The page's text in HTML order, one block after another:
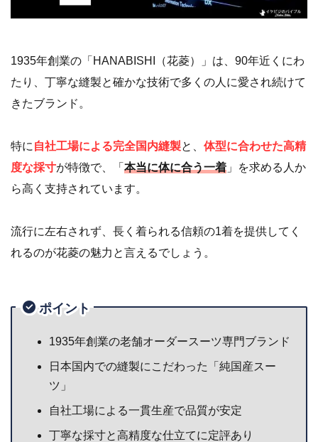
1935年創業の「HANABISHI（花菱）」は、90年近くにわ
たり、丁寧な縫製と確かな技術で多くの人に愛され続けて
きたブランド。
特に 自社工場による完全国内縫製と、 体型に合わせた高精
度な採寸が特徴で、「 本当に体に合う一着 」を求める人か
ら高く支持されています。
流行に左右されず、長く着られる信頼の1着を提供してく
れるのが花菱の魅力と言えるでしょう。
ポイント
1935年創業の老舗オーダースーツ専門ブランド
日本国内での縫製にこだわった「純国産スー
ツ」
自社工場による一貫生産で品質が安定
丁寧な採寸と高精度な仕立てに定評あり